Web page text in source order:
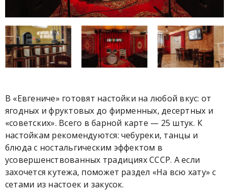
В «Евгениче» готовят настойки на любой вкус: от
ягодных и фруктовых до фирменных, десертных и
«советских». Всего в барной карте — 25 штук. К
настойкам рекомендуются: чебуреки, танцы и
блюда с ностальгическим эффектом в
усовершенствованных традициях СССР. А если
захочется кутежа, поможет раздел «На всю хату» с
сетами из настоек и закусок.